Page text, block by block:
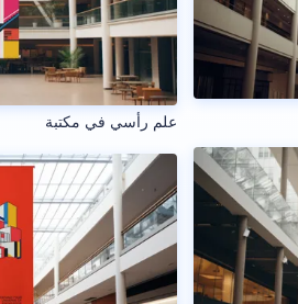
علم رأسي في مكتبة